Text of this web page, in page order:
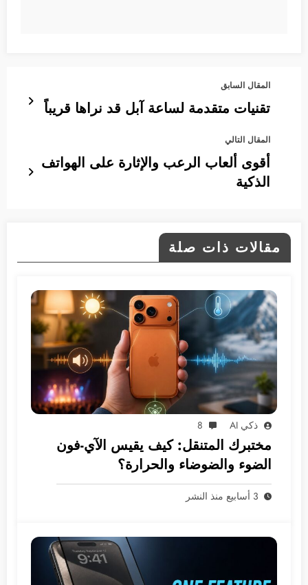
المقال السابق
تقنيات متقدمة لساعة آبل قد نراها قريباً
المقال التالي
أقوى ألعاب الرعب والإثارة على الهواتف
الذكية
مقالات ذات صلة
ذكي AI 8
مختبرك المتنقل: كيف يقيس الآي-فون
الضوء والضوضاء والحرارة؟
3 أسابيع منذ النشر